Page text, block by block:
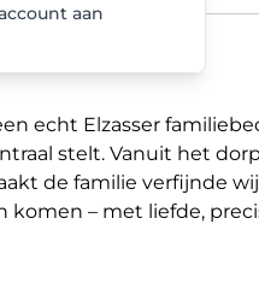
Domaine Allimant-
door het nauw contact
werkt men
in de kelder moeten
fijne wijnen te
Men werkt met een
en
aan
echt Elzasser
stelt. Vanuit het
de familie verfijnde
– met liefde,